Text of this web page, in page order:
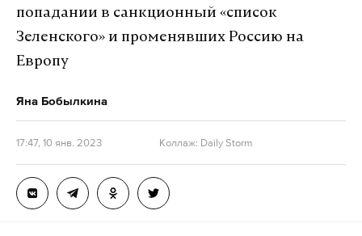
Дзен VK
попадании в санкционный «список
Зеленского» и променявших Россию на
Европу
Яна Бобылкина
17:47, 10 янв. 2023 Коллаж: Daily Storm